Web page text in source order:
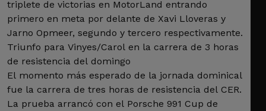
triplete de victorias en MotorLand entrando
primero en meta por delante de Xavi Lloveras y
Jarno Opmeer, segundo y tercero respectivamente.
Triunfo para Vinyes/Carol en la carrera de 3 horas
de resistencia del domingo
El momento más esperado de la jornada dominical
fue la carrera de tres horas de resistencia del CER.
La prueba arrancó con el Porsche 991 Cup de